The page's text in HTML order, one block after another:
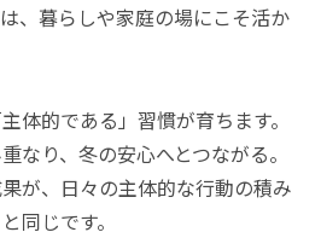
、暮らしや家庭の場にこそ活か
体的である」習慣が育ちます。
なり、冬の安心へとつながる。
が、日々の主体的な行動の積み
同じです。